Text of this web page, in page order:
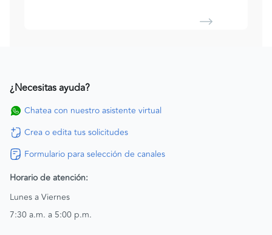
¿Necesitas ayuda?
Chatea con nuestro asistente virtual
Crea o edita tus solicitudes
Formulario para selección de canales
Horario de atención:
Lunes a Viernes
7:30 a.m. a 5:00 p.m.